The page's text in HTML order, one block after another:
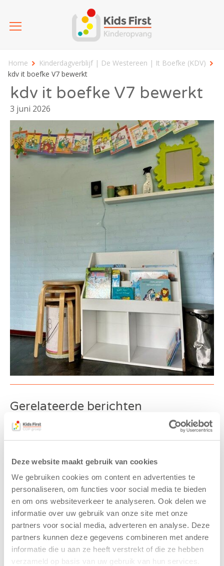
Deze website maakt gebruik van cookies
We gebruiken cookies om content en advertenties te
personaliseren, om functies voor social media te bieden
en om ons websiteverkeer te analyseren. Ook delen we
informatie over uw gebruik van onze site met onze
partners voor social media, adverteren en analyse. Deze
partners kunnen deze gegevens combineren met andere
informatie die u aan ze heeft verstrekt of die ze hebben
verzameld op basis van uw gebruik van hun services.
Home
Kinderdagverblijf | De Westereen | It Boefke (KDV)
kdv it boefke V7 bewerkt
kdv it boefke V7 bewerkt
3 juni 2026
Gerelateerde berichten
Kinderen BSO
De
Westerburcht
trainen alvast
Kids First
tekent
koopcontract
voor nieuw